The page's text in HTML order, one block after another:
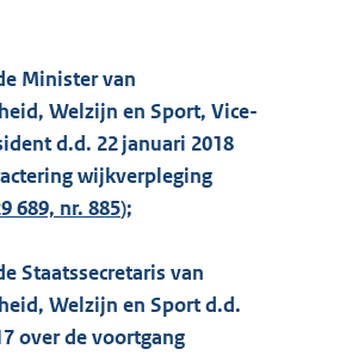
Minister van
Welzijn en Sport, Vice-
d.d. 22 januari 2018
wijkverpleging
689, nr. 885);
Staatssecretaris van
Welzijn en Sport d.d.
over de voortgang